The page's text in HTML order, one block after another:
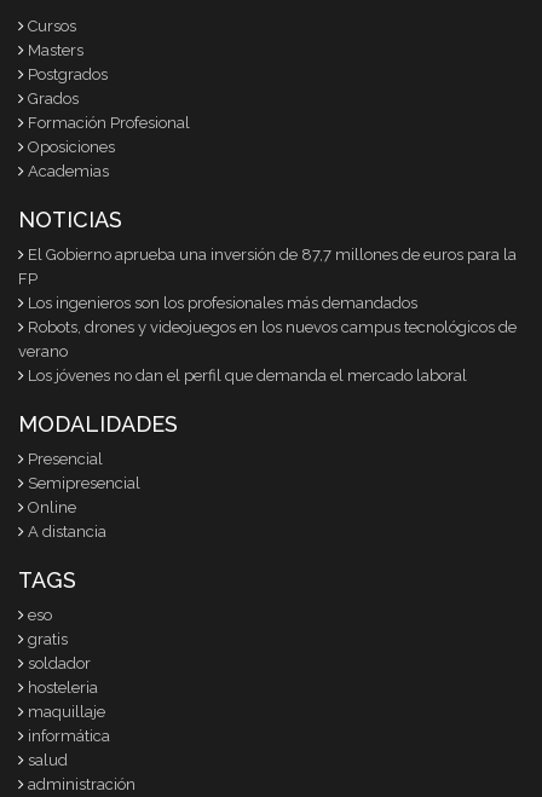
Cursos
Masters
Postgrados
Grados
Formación Profesional
Oposiciones
Academias
NOTICIAS
El Gobierno aprueba una inversión de 87,7 millones de euros para la
FP
Los ingenieros son los profesionales más demandados
Robots, drones y videojuegos en los nuevos campus tecnológicos de
verano
Los jóvenes no dan el perfil que demanda el mercado laboral
MODALIDADES
Presencial
Semipresencial
Online
A distancia
TAGS
eso
gratis
soldador
hosteleria
maquillaje
informática
salud
administración